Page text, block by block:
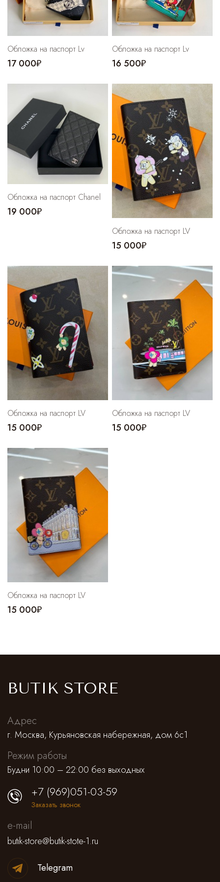
Обложка на паспорт Lv
17 000₽
Обложка на паспорт Lv
16 500₽
Обложка на паспорт Chanel
19 000₽
Обложка на паспорт LV
15 000₽
Обложка на паспорт LV
15 000₽
Обложка на паспорт LV
15 000₽
Обложка на паспорт LV
15 000₽
BUTIK STORE
Адрес
г. Москва, Курьяновская набережная, дом 6с1
Режим работы
Будни 10:00 – 22:00 без выходных
+7 (969)051-03-59
Заказать звонок
e-mail
butik-store@butik-stote-1.ru
Telegram
Cпортивные брюки
Комбинезоны